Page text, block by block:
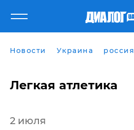
Новости Украина россия
Легкая атлетика
2 июля